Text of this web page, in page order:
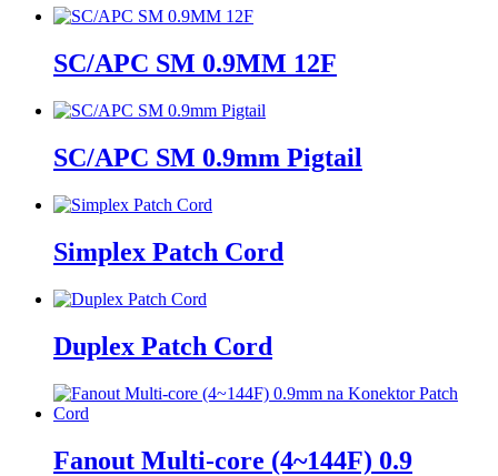
SC/APC SM 0.9MM 12F
SC/APC SM 0.9mm Pigtail
Simplex Patch Cord
Duplex Patch Cord
Fanout Multi-core (4~144F) 0.9